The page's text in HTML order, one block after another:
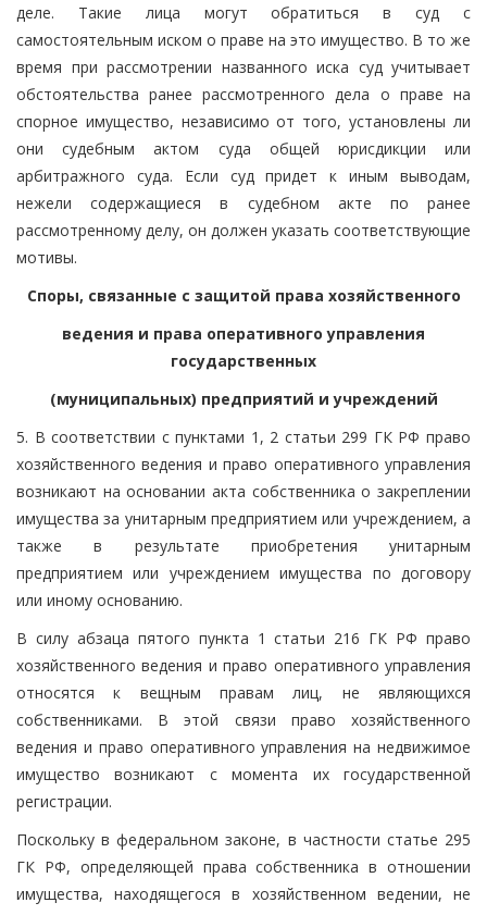
деле. Такие лица могут обратиться в суд с
самостоятельным иском о праве на это имущество. В то же
время при рассмотрении названного иска суд учитывает
обстоятельства ранее рассмотренного дела о праве на
спорное имущество, независимо от того, установлены ли
они судебным актом суда общей юрисдикции или
арбитражного суда. Если суд придет к иным выводам,
нежели содержащиеся в судебном акте по ранее
рассмотренному делу, он должен указать соответствующие
мотивы.
Споры, связанные с защитой права хозяйственного
ведения и права оперативного управления
государственных
(муниципальных) предприятий и учреждений
5. В соответствии с пунктами 1, 2 статьи 299 ГК РФ право
хозяйственного ведения и право оперативного управления
возникают на основании акта собственника о закреплении
имущества за унитарным предприятием или учреждением, а
также в результате приобретения унитарным
предприятием или учреждением имущества по договору
или иному основанию.
В силу абзаца пятого пункта 1 статьи 216 ГК РФ право
хозяйственного ведения и право оперативного управления
относятся к вещным правам лиц, не являющихся
собственниками. В этой связи право хозяйственного
ведения и право оперативного управления на недвижимое
имущество возникают с момента их государственной
регистрации.
Поскольку в федеральном законе, в частности статье 295
ГК РФ, определяющей права собственника в отношении
имущества, находящегося в хозяйственном ведении, не